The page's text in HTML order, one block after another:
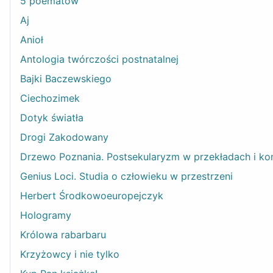
Aj
Anioł
Antologia twórczości postnatalnej
Bajki Baczewskiego
Ciechozimek
Dotyk światła
Drogi Zakodowany
Drzewo Poznania. Postsekularyzm w przekładach i
Genius Loci. Studia o człowieku w przestrzeni
Herbert Środkowoeuropejczyk
Hologramy
Królowa rabarbaru
Krzyżowcy i nie tylko